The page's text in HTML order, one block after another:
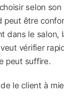
selon son
peut être
dans le salon,
vérifier
peut suffire.
le client à